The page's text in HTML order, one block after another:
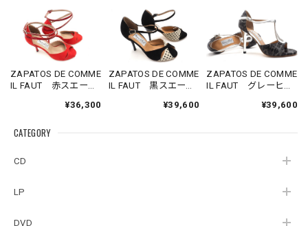
CATEGORY
CD
LP
DVD
ZAPATOS DE COMME
IL FAUT 赤スエード
¥36,300
ZAPATOS DE COMME
IL FAUT 黒スエード
¥39,600
ZAPATOS DE COMME
IL FAUT グレーヒョ
ラップ サイズ37¥39,600